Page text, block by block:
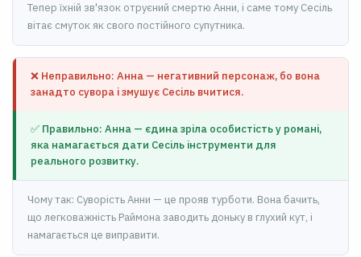
Тепер їхній зв'язок отруєний смертю Анни, і саме тому Сесіль
вітає смуток як свого постійного супутника.
❌ Неправильно: Анна — негативний персонаж, бо вона
занадто сувора і змушує Сесіль вчитися.
✅ Правильно: Анна — єдина зріла особистість у романі,
яка намагається дати Сесіль інструменти для
реального розвитку.
Чому так: Суворість Анни — це прояв турботи. Вона бачить,
що легковажність Раймона заводить доньку в глухий кут, і
намагається це виправити.